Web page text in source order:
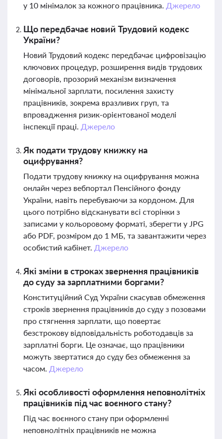
у 10 мінімалок за кожного працівника. Джерело
Що передбачає новий Трудовий кодекс
України?
Новий Трудовий кодекс передбачає цифровізацію
ключових процедур, розширення видів трудових
договорів, прозорий механізм визначення
мінімальної зарплати, посилення захисту
працівників, зокрема вразливих груп, та
впровадження ризик-орієнтованої моделі
інспекції праці. Джерело
Як подати трудову книжку на
оцифрування?
Подати трудову книжку на оцифрування можна
онлайн через вебпортал Пенсійного фонду
України, навіть перебуваючи за кордоном. Для
цього потрібно відсканувати всі сторінки з
записами у кольоровому форматі, зберегти у JPG
або PDF, розміром до 1 МБ, та завантажити через
особистий кабінет. Джерело
Які зміни в строках звернення працівників
до суду за зарплатними боргами?
Конституційний Суд України скасував обмеження
строків звернення працівників до суду з позовами
про стягнення зарплати, що повертає
безстрокову відповідальність роботодавців за
зарплатні борги. Це означає, що працівники
можуть звертатися до суду без обмеження за
часом. Джерело
Які особливості оформлення неповнолітніх
працівників під час воєнного стану?
Під час воєнного стану при оформленні
неповнолітніх працівників не можна